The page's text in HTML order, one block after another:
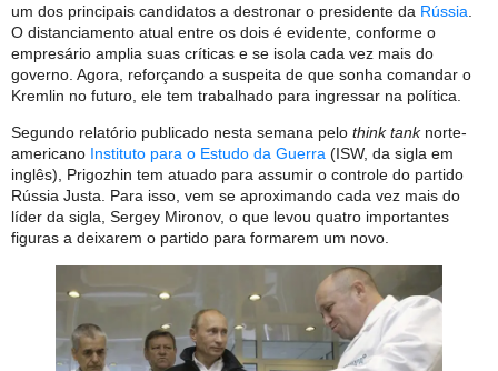
um dos principais candidatos a destronar o presidente da Rússia
O distanciamento atual entre os dois é evidente, conforme o
empresário amplia suas críticas e se isola cada vez mais do
governo. Agora, reforçando a suspeita de que sonha comandar o
Kremlin no futuro, ele tem trabalhado para ingressar na política.
Segundo relatório publicado nesta semana pelo think tanknorte-
americano Instituto para o Estudo da Guerra (ISW, da sigla em
inglês), Prigozhin tem atuado para assumir o controle do partido
Rússia Justa. Para isso, vem se aproximando cada vez mais do
líder da sigla, Sergey Mironov, o que levou quatro importantes
figuras a deixarem o partido para formarem um novo.